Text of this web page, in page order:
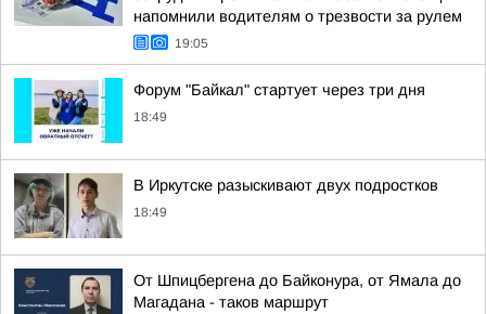
напомнили водителям о трезвости за рулем
19:05
Форум "Байкал" стартует через три дня
18:49
В Иркутске разыскивают двух подростков
18:49
От Шпицбергена до Байконура, от Ямала до
Магадана - таков маршрут